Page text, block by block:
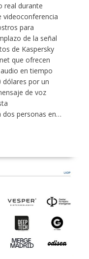
real durante
videoconferencia
para
de la señal
de Kaspersky
que ofrecen
en tiempo
dólares por un
de voz
dos personas en…